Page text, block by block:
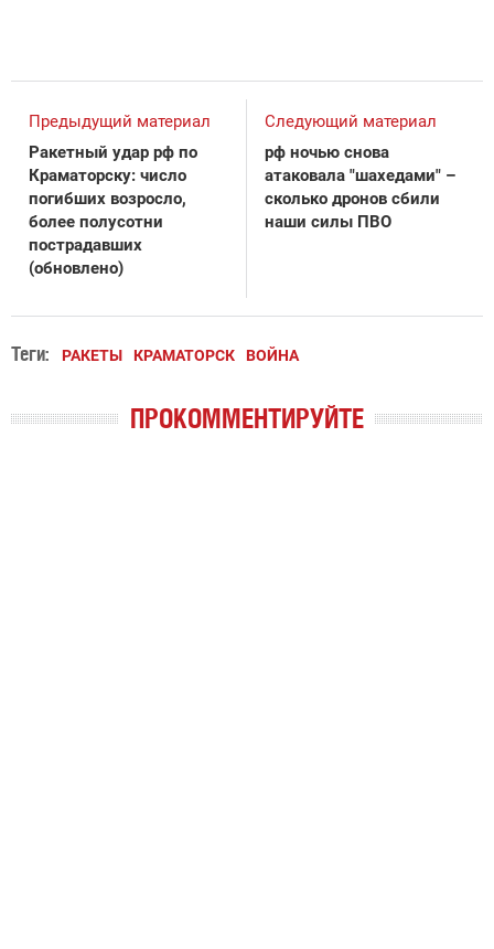
Предыдущий материал
Ракетный удар рф по
Краматорску: число
погибших возросло,
более полусотни
пострадавших
(обновлено)
Следующий материал
рф ночью снова
атаковала "шахедами" –
сколько дронов сбили
наши силы ПВО
Теги: РАКЕТЫ КРАМАТОРСК ВОЙНА
ПРОКОММЕНТИРУЙТЕ